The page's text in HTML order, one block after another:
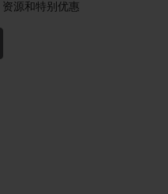
源和特别优惠